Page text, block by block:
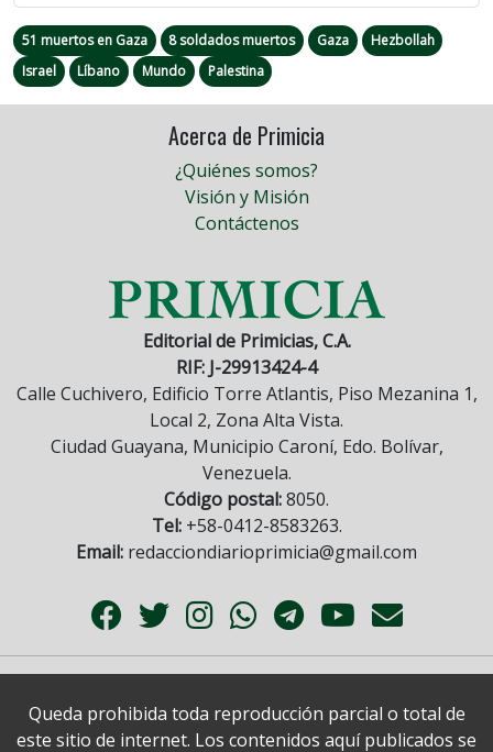
51 muertos en Gaza 8 soldados muertos Gaza
Hezbollah
Israel
Líbano Mundo Palestina
Acerca de Primicia
¿Quiénes somos?
Visión y Misión
Contáctenos
Editorial de Primicias, C.A.
RIF: J-29913424-4
Calle Cuchivero, Edificio Torre Atlantis, Piso Mezanina 1,
Local 2, Zona Alta Vista.
Ciudad Guayana, Municipio Caroní, Edo. Bolívar,
Venezuela.
Código postal:8050.
Tel:+58-0412-8583263.
Email: redacciondiarioprimicia@gmail.com
Queda prohibida toda reproducción parcial o total de
este sitio de internet. Los contenidos aquí publicados se